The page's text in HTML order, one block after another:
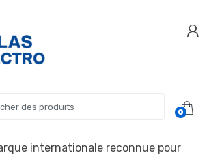
0
internationale reconnue pour